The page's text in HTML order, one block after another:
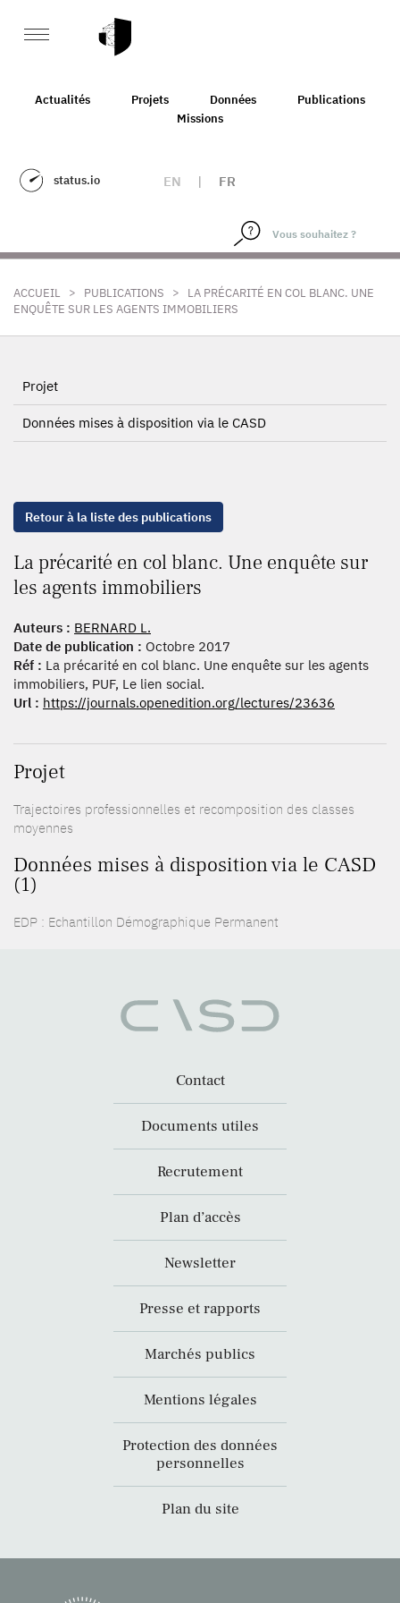
Actualités Projets Données
Publications
Missions
status.io EN | FR
ACCUEIL > PUBLICATIONS >
LA PRÉCARITÉ EN COL BLANC. UNE
ENQUÊTE SUR LES AGENTS IMMOBILIERS
Projet
Données mises à disposition via le CASD
Retour à la liste des publications
La précarité en col blanc. Une enquête sur
les agents immobiliers
Auteurs : BERNARD L.
Date de publication : Octobre 2017
Réf : La précarité en col blanc. Une enquête sur les agents
immobiliers, PUF, Le lien social.
Url : https://journals.openedition.org/lectures/23636
Projet
Trajectoires professionnelles et recomposition des classes
moyennes
Données mises à disposition via le CASD
(1)
EDP : Echantillon Démographique Permanent
Contact
Documents utiles
Recrutement
Plan d’accès
Newsletter
Presse et rapports
Marchés publics
Mentions légales
Protection des données
personnelles
Plan du site